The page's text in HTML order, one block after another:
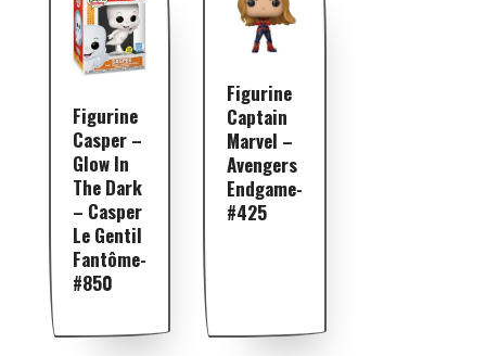
Figurine
Casper –
Glow In
The Dark
– Casper
Le Gentil
Fantôme-
#850
Figurine
Captain
Marvel –
Avengers
Endgame-
#425